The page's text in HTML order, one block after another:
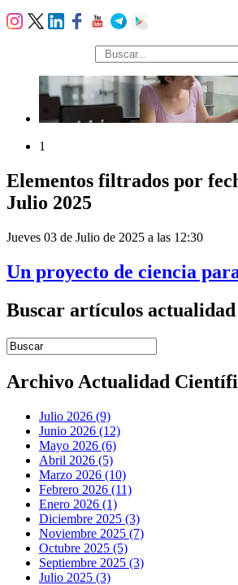
búsqueda
1
Elementos filtrados por
Julio 2025
Jueves 03 de Julio de 2025 a las 12:30
Un proyecto de ciencia
Buscar artículos
Introduce términos de búsqueda
Archivo Actualidad
Julio 2026 (9)
Junio 2026 (12)
Mayo 2026 (6)
Abril 2026 (5)
Marzo 2026 (10)
Febrero 2026 (11)
Enero 2026 (1)
Diciembre 2025 (3)
Noviembre 2025 (7)
Octubre 2025 (5)
Septiembre 2025 (3)
Julio 2025 (3)